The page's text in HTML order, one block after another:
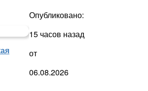
Опубликовано:
15 часов назад
от
06.08.2026